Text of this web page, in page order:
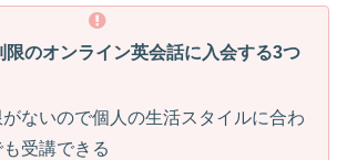
限のオンライン英会話に入会する3つ
ないので個人の生活スタイルに合わ
受講できる